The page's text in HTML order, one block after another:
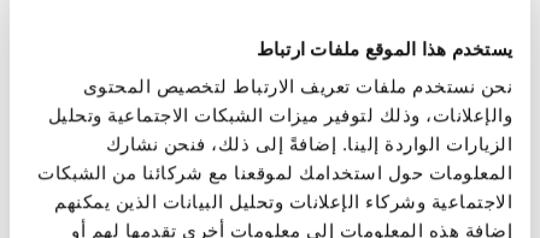
يستخدم هذا الموقع ملفات ارتباط
نحن نستخدم ملفات تعريف الارتباط لتخصيص المحتوى
والإعلانات، وذلك لتوفير ميزات الشبكات الاجتماعية وتحليل
الزيارات الواردة إلينا. إضافةً إلى ذلك، فنحن نشارك
المعلومات حول استخدامك لموقعنا مع شركائنا من الشبكات
الاجتماعية وشركاء الإعلانات وتحليل البيانات الذين يمكنهم
إضافة هذه المعلومات إلى معلومات أخرى تقدمها لهم أو
Copilot
Teams.
تطور
المساعد
الاستباقي
ستتوقع الإصدارات
المستقبلية من
Joule احتياجات
الانتقال من
الاستفسارات
التفاعلية إلى